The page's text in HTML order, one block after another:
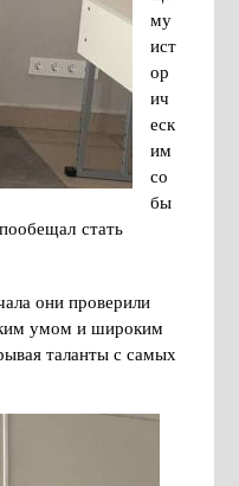
му
ист
ор
ич
еск
им
со
бы
стать
они проверили
умом и широким
таланты с самых